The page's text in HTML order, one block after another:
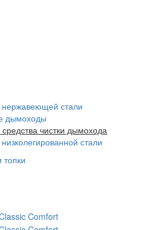
стали
дымоходы
чистки дымохода
стали